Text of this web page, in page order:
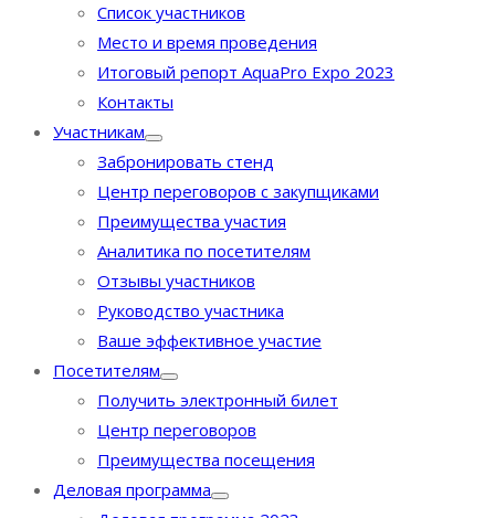
Список участников
Место и время проведения
Итоговый репорт AquaPro Expo 2023
Контакты
Участникам
Забронировать стенд
Центр переговоров с закупщиками
Преимущества участия
Аналитика по посетителям
Отзывы участников
Руководство участника
Ваше эффективное участие
Посетителям
Получить электронный билет
Центр переговоров
Преимущества посещения
Деловая программа